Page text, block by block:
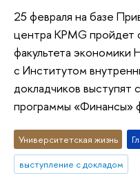
25 февраля на базе
центра KPMG
факультета
с Институтом
докладчиков выступят
программы «Финансы»
Университетская жизнь
выступление с докладом